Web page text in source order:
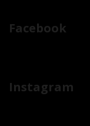
Facebook
Instagram